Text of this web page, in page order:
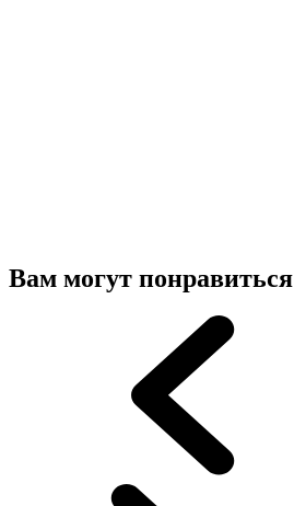
Вам могут понравиться